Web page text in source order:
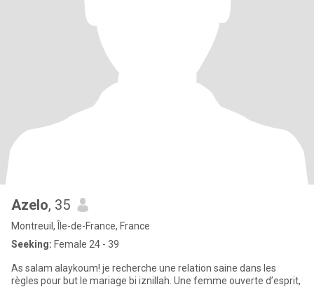
Azelo, 35
Montreuil, Île-de-France, France
Seeking: Female 24 - 39
As salam alaykoum! je recherche une relation saine dans les
règles pour but le mariage bi iznillah. Une femme ouverte d’esprit,